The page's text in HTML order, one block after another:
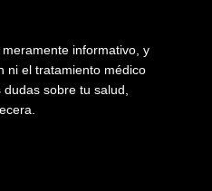
informativo, y
ni el tratamiento médico
sobre tu salud,